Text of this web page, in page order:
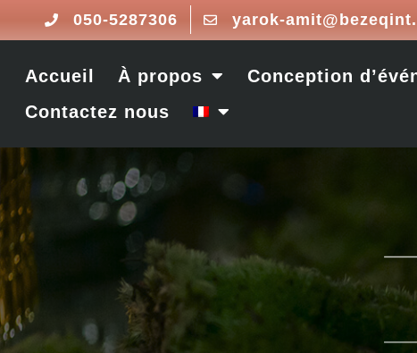
050-5287306 yarok-
Accueil À propos Conception
Contactez nous